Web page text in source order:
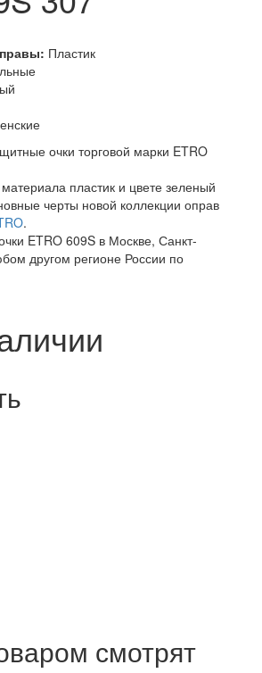
Пластик
очки торговой марки ETRO
пластик и цвете зеленый
черты новой коллекции оправ
.
ETRO 609S в Москве, Санкт-
другом регионе России по
смотрят